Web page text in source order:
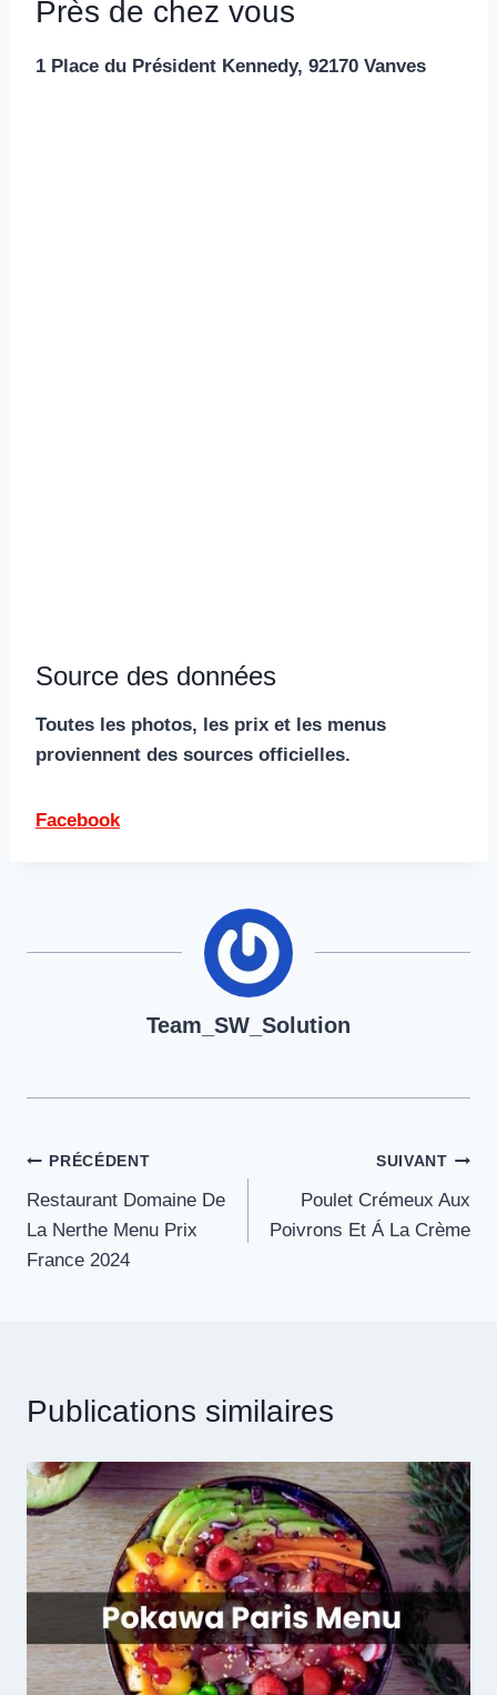
Près de chez vous
1 Place du Président Kennedy, 92170 Vanves
Source des données
Toutes les photos, les prix et les menus
proviennent des sources officielles.
Facebook
Team_SW_Solution
Navigation
de
l’article
PRÉCÉDENT
Restaurant Domaine De
La Nerthe Menu Prix
France 2024
SUIVANT
Poulet Crémeux Aux
Poivrons Et Á La Crème
Publications similaires